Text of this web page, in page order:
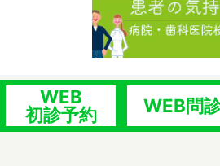
WEB
初診予約
WEB問
©かたの整形外科